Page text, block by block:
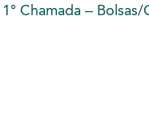
Chamada – Bolsas/